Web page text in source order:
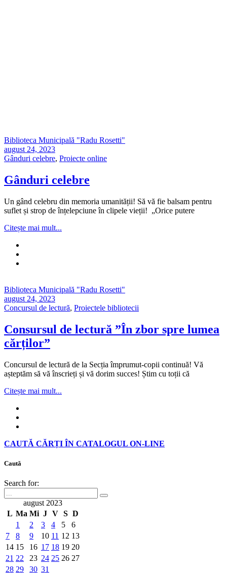
Biblioteca Municipală "Radu Rosetti"
august 24, 2023
Gânduri celebre, Proiecte online
Gânduri celebre
Un gând celebru din memoria umanității! Să vă fie balsam pentru
suflet și strop de înțelepciune în clipele vieții! „Orice putere
Citește mai mult...
Biblioteca Municipală "Radu Rosetti"
august 24, 2023
Concursul de lectură, Proiectele bibliotecii
Consursul de lectură ”În zbor spre lumea
cărților”
Concursul de lectură de la Secția împrumut-copii continuă! Vă
așteptăm să vă înscrieți și vă dorim succes! Știm cu toții că
Citește mai mult...
CAUTĂ CĂRȚI ÎN CATALOGUL ON-LINE
Caută
Search for:
august 2023
L Ma Mi J V S D
1
2 3 4 5
6
7
8 9 10 11 12 13
14 15 16 17 18 19 20
21 22 23 24 25 26 27
28 29 30 31